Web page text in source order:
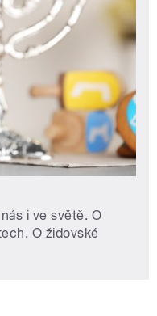
i ve světě. O
O židovské